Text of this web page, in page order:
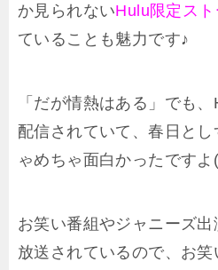
か見られないHulu限定ス
ていることも魅力です♪
「だが情熱はある」でも
配信されていて、春日と
ゃめちゃ面白かったです
お笑い番組やジャニーズ
放送されているので、お